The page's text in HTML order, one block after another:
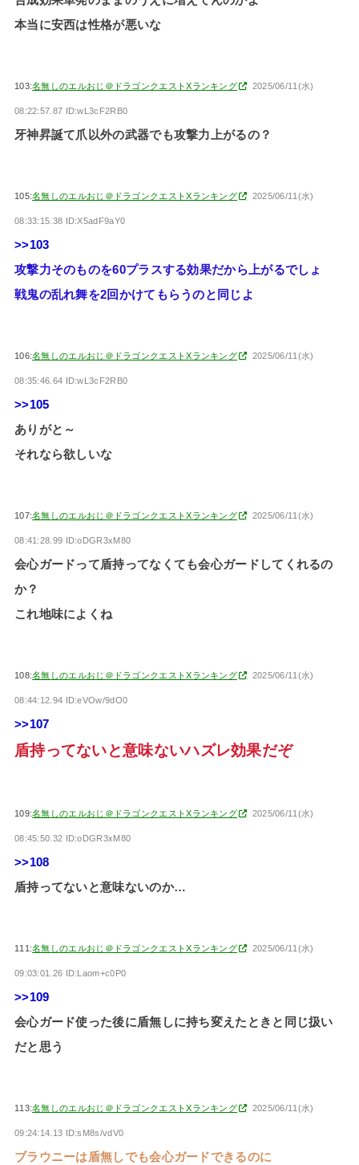
本当に安西は性格が悪いな
103:名無しのエルおじ＠ドラゴンクエストXランキング 2025/06/11(水)
08:22:57.87 ID:wL3cF2RB0
牙神昇誕て爪以外の武器でも攻撃力上がるの？
105:名無しのエルおじ＠ドラゴンクエストXランキング 2025/06/11(水)
08:33:15.38 ID:X5adF9aY0
>>103
攻撃力そのものを60プラスする効果だから上がるでしょ
戦鬼の乱れ舞を2回かけてもらうのと同じよ
106:名無しのエルおじ＠ドラゴンクエストXランキング 2025/06/11(水)
08:35:46.64 ID:wL3cF2RB0
>>105
ありがと～
それなら欲しいな
107:名無しのエルおじ＠ドラゴンクエストXランキング 2025/06/11(水)
08:41:28.99 ID:oDGR3xM80
会心ガードって盾持ってなくても会心ガードしてくれるの
か？
これ地味によくね
108:名無しのエルおじ＠ドラゴンクエストXランキング 2025/06/11(水)
08:44:12.94 ID:eVOw/9dO0
>>107
盾持ってないと意味ないハズレ効果だぞ
109:名無しのエルおじ＠ドラゴンクエストXランキング 2025/06/11(水)
08:45:50.32 ID:oDGR3xM80
>>108
盾持ってないと意味ないのか…
111:名無しのエルおじ＠ドラゴンクエストXランキング 2025/06/11(水)
09:03:01.26 ID:Laom+c0P0
>>109
会心ガード使った後に盾無しに持ち変えたときと同じ扱い
だと思う
113:名無しのエルおじ＠ドラゴンクエストXランキング 2025/06/11(水)
09:24:14.13 ID:sM8s/vdV0
ブラウニーは盾無しでも会心ガードできるのに